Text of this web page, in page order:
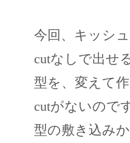
今回、キッシ
cutなしで出せ
型を、変えて
cutがないので
型の敷き込み